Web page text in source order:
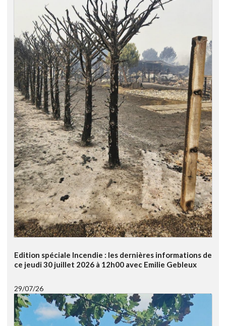
Edition spéciale Incendie : les dernières informations de
ce jeudi 30 juillet 2026 à 12h00 avec Emilie Gebleux
29/07/26